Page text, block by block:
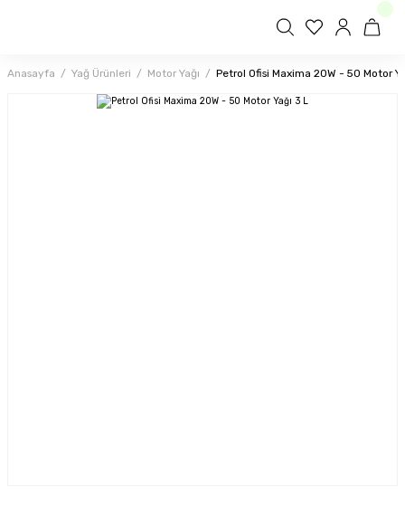
Anasayfa Yağ Ürünleri Motor Yağı Petrol Ofisi Maxima 20W - 50 Motor